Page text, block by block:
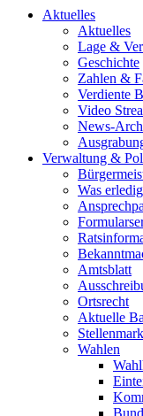
Aktuelles
Aktuelles
Lage &
Geschichte
Zahlen &
Verdiente
Video
News-
Verwaltung &
Was
Amtsblatt
Ortsrecht
Aktuelle
Wahlen